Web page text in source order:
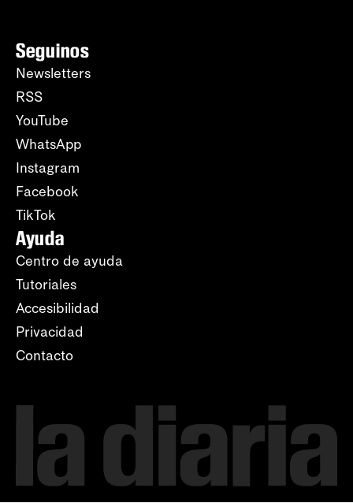
Seguinos
Newsletters
RSS
YouTube
WhatsApp
Instagram
Facebook
TikTok
Ayuda
Centro de ayuda
Tutoriales
Accesibilidad
Privacidad
Contacto